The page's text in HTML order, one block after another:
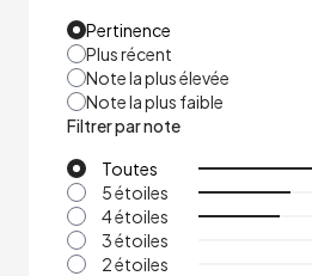
Pertinence
Plus récent
Note la plus élevée
Note la plus faible
Filtrer par note
Toutes
5 étoiles
4 étoiles
3 étoiles
2 étoiles